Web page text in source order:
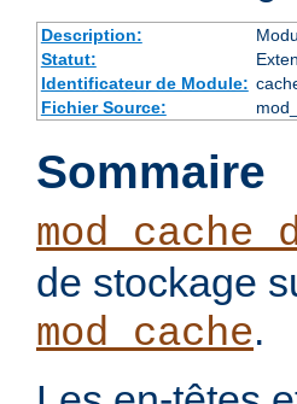
Description:
Statut:
Identificateur de Module:
Fichier Source:
Sommaire
de stockage
mod_cache.